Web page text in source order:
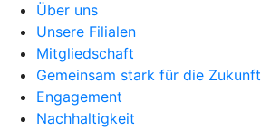
Über uns
Unsere Filialen
Mitgliedschaft
Gemeinsam stark für die Zukunft
Engagement
Nachhaltigkeit